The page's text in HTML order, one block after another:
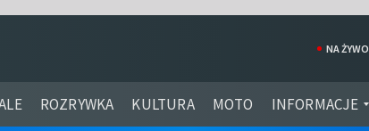
ROZRYWKA KULTURA MOTO INFORMACJE
NA ŻYWO